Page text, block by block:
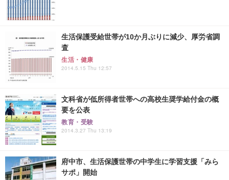
生活保護受給世帯が10か月ぶりに減少、厚労省調
査
生活・健康
2014.5.15 Thu 12:57
文科省が低所得者世帯への高校生奨学給付金の概
要を公表
教育・受験
2014.3.27 Thu 13:19
府中市、生活保護世帯の中学生に学習支援「みら
サポ」開始